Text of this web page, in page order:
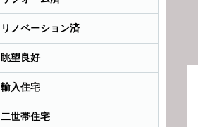
リノベーション済
眺望良好
輸入住宅
二世帯住宅